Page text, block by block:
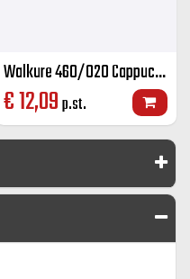
Walkure 460/020 Cappuccino K+S kleur 20 cl
€12,09p.st.